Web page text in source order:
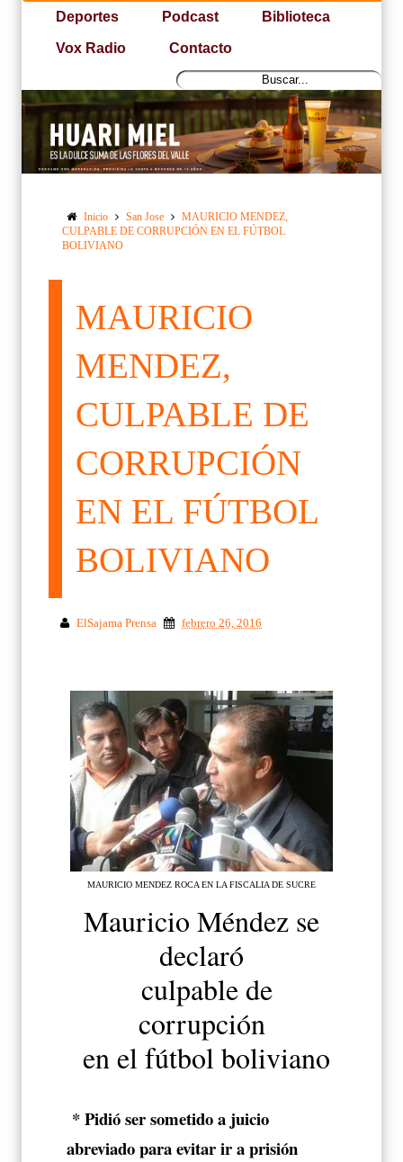
Deportes Podcast Biblioteca
Vox Radio Contacto
Inicio San Jose
MAURICIO MENDEZ,
CULPABLE DE CORRUPCIÓN EN EL FÚTBOL
BOLIVIANO
MAURICIO
MENDEZ,
CULPABLE DE
CORRUPCIÓN
EN EL FÚTBOL
BOLIVIANO
ElSajama Prensa febrero 26, 2016
MAURICIO MENDEZ ROCA EN LA FISCALIA DE SUCRE
Mauricio Méndez se
declaró
culpable de
corrupción
en el fútbol boliviano
* Pidió ser sometido a juicio
abreviado para evitar ir a prisión